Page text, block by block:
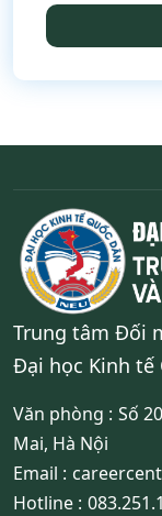
Trung tâm Đối
Đại học Kinh tế
Văn phòng : Số
Mai, Hà Nội
Email :
Hotline :